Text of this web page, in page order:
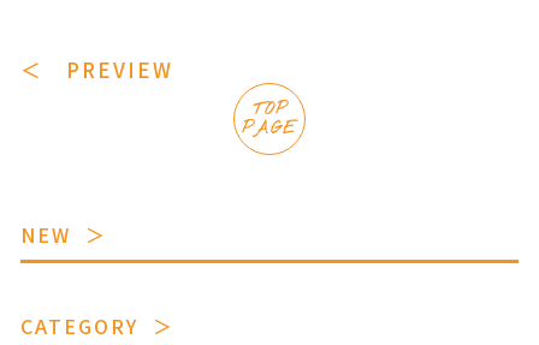
＜ PREVIEW
TOP
PAGE
NEW
CATEGORY